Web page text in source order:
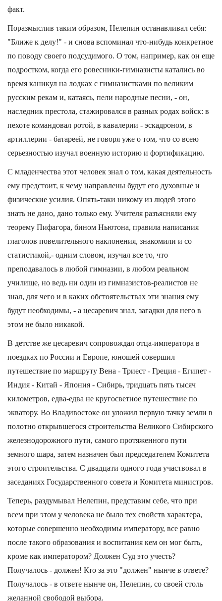
факт.
Поразмыслив таким образом, Нелепин останавливал себя:
"Ближе к делу!" - и снова вспоминал что-нибудь конкретное
по поводу своего подсудимого. О том, например, как он еще
подростком, когда его ровесники-гимназисты катались во
время каникул на лодках с гимназистками по великим
русским рекам и, катаясь, пели народные песни, - он,
наследник престола, стажировался в разных родах войск: в
пехоте командовал ротой, в кавалерии - эскадроном, в
артиллерии - батареей, не говоря уже о том, что со всею
серьезностью изучал военную историю и фортификацию.
С младенчества этот человек знал о том, какая деятельность
ему предстоит, к чему направлены будут его духовные и
физические усилия. Опять-таки никому из людей этого
знать не дано, дано только ему. Учителя разъясняли ему
теорему Пифагора, бином Ньютона, правила написания
глаголов повелительного наклонения, знакомили и со
статистикой,- одним словом, изучал все то, что
преподавалось в любой гимназии, в любом реальном
училище, но ведь ни один из гимназистов-реалистов не
знал, для чего и в каких обстоятельствах эти знания ему
будут необходимы, - а цесаревич знал, загадки для него в
этом не было никакой.
В детстве же цесаревич сопровождал отца-императора в
поездках по России и Европе, юношей совершил
путешествие по маршруту Вена - Триест - Греция - Египет -
Индия - Китай - Япония - Сибирь, тридцать пять тысяч
километров, едва-едва не кругосветное путешествие по
экватору. Во Владивостоке он уложил первую тачку земли в
полотно открывшегося строительства Великого Сибирского
железнодорожного пути, самого протяженного пути
земного шара, затем назначен был председателем Комитета
этого строительства. С двадцати одного года участвовал в
заседаниях Государственного совета и Комитета министров.
Теперь, раздумывал Нелепин, представим себе, что при
всем при этом у человека не было тех свойств характера,
которые совершенно необходимы императору, все равно
после такого образования и воспитания кем он мог быть,
кроме как императором? Должен Суд это учесть?
Получалось - должен! Кто за это "должен" нынче в ответе?
Получалось - в ответе нынче он, Нелепин, со своей столь
желанной свободой выбора.